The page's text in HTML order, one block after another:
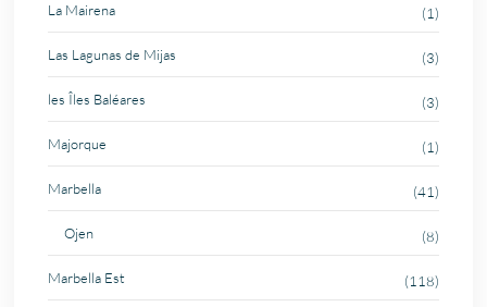
La Mairena (1)
Las Lagunas de Mijas (3)
les Îles Baléares (3)
Majorque (1)
Marbella (41)
Ojen (8)
Marbella Est (118)